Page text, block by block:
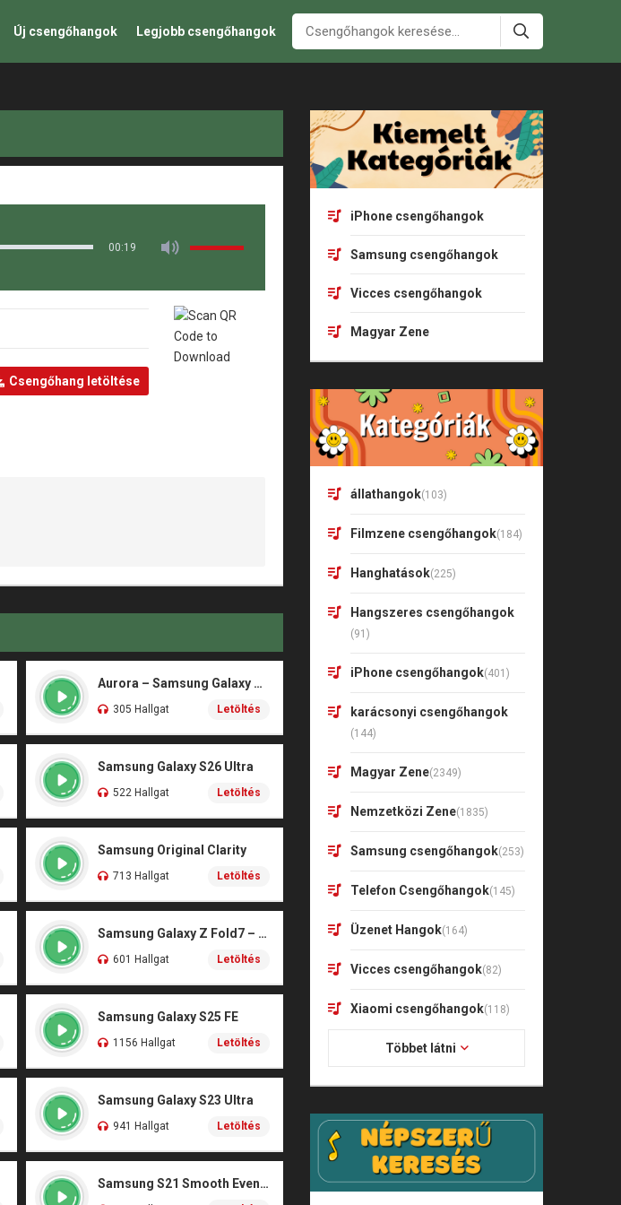
Új csengőhangok Legjobb csengőhangok
00:19
Csengőhang letöltése
Aurora – Samsung Galaxy S26
305 Hallgat Letöltés
Samsung Galaxy S26 Ultra
522 Hallgat Letöltés
Samsung Original Clarity
713 Hallgat Letöltés
Samsung Galaxy Z Fold7 – Aurora
601 Hallgat Letöltés
Samsung Galaxy S25 FE
1156 Hallgat Letöltés
Samsung Galaxy S23 Ultra
941 Hallgat Letöltés
Samsung S21 Smooth Evening
iPhone csengőhangok
Samsung csengőhangok
Vicces csengőhangok
Magyar Zene
állathangok(103)
Filmzene csengőhangok(184)
Hanghatások(225)
Hangszeres csengőhangok
(91)
iPhone csengőhangok(401)
karácsonyi csengőhangok
(144)
Magyar Zene(2349)
Nemzetközi Zene(1835)
Samsung csengőhangok(253)
Telefon Csengőhangok(145)
Üzenet Hangok(164)
Vicces csengőhangok(82)
Xiaomi csengőhangok(118)
Többet látni